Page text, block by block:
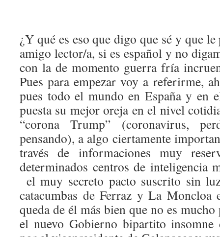
¿Y qué es eso que digo que sé y que
amigo lector/a, si es español y no
con la de momento guerra fría
Pues para empezar voy a referirme,
pues todo el mundo en España y en
puesta su mejor oreja en el nivel
“corona Trump” (coronavirus,
pensando), a algo ciertamente
través de informaciones muy
determinados centros de inteligencia
el muy secreto pacto suscrito sin
catacumbas de Ferraz y La Moncloa
queda de él más bien que no es mucho
el nuevo Gobierno bipartito insomne